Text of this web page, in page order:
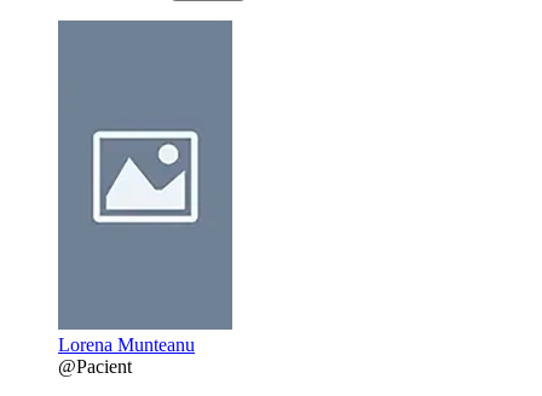
Lorena Munteanu
@Pacient